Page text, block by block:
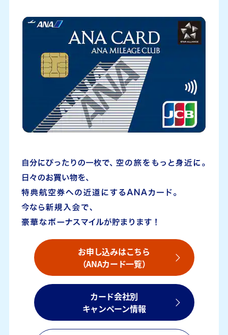
お申し込みはこちら
（ANAカード一覧）
カード会社別
キャンペーン情報